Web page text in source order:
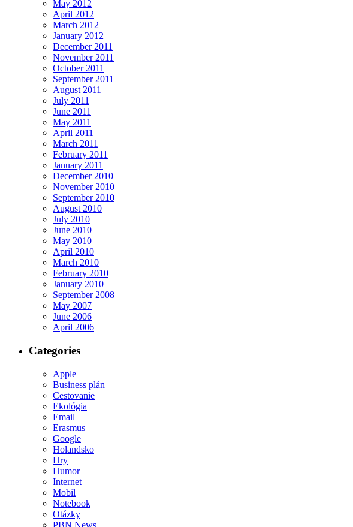
May 2012
April 2012
March 2012
January 2012
December 2011
November 2011
October 2011
September 2011
August 2011
July 2011
June 2011
May 2011
April 2011
March 2011
February 2011
January 2011
December 2010
November 2010
September 2010
August 2010
July 2010
June 2010
May 2010
April 2010
March 2010
February 2010
January 2010
September 2008
May 2007
June 2006
April 2006
Categories
Apple
Business plán
Cestovanie
Ekológia
Email
Erasmus
Google
Holandsko
Hry
Humor
Internet
Mobil
Notebook
Otázky
PBN News